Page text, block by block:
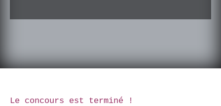
Le concours est terminé !